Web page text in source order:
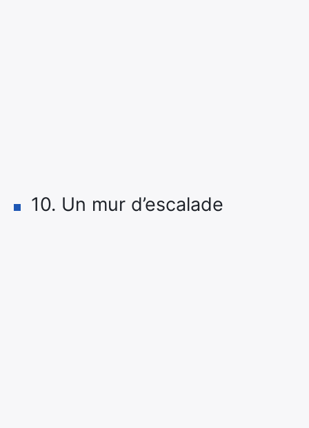
10. Un mur d’escalade